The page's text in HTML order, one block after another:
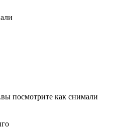
посмотрите как снимали